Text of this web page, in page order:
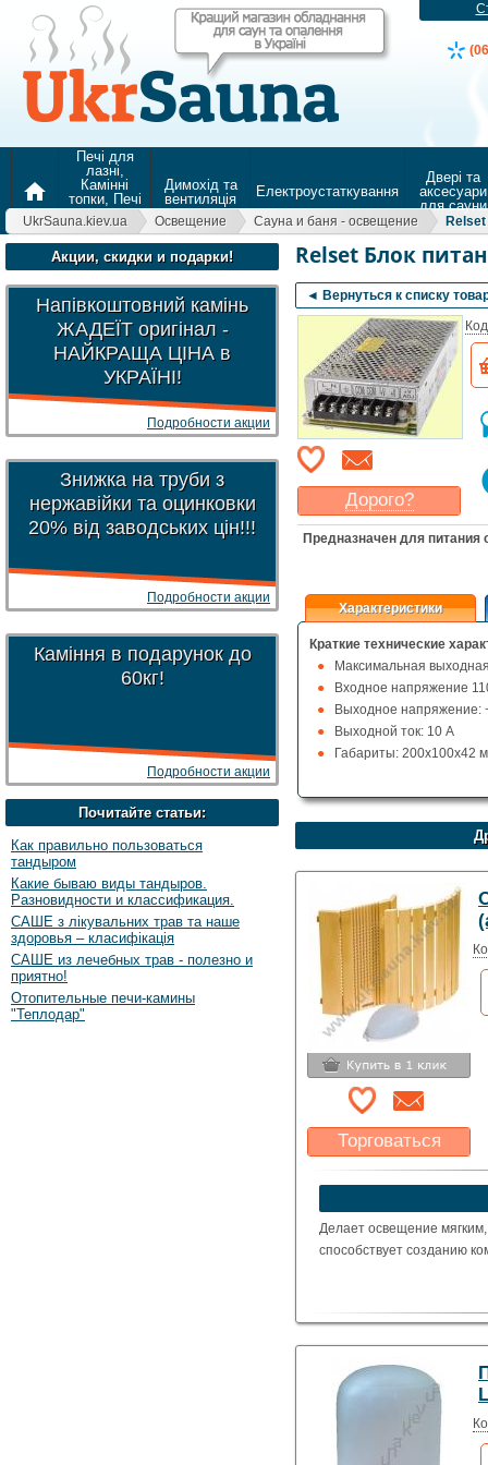
home
Печі для
лазні,
Камінні
топки, Печі
для
опалення
Димохід та
вентиляція
Електроустаткування
Двері та
аксесуари
для сауни
UkrSauna.kiev.ua Освещение Сауна и баня - освещение
Акции, скидки и подарки!
Напівкоштовний камінь
ЖАДЕЇТ оригінал -
НАЙКРАЩА ЦІНА в
УКРАЇНІ!
Подробности акции
Знижка на труби з
нержавійки та оцинковки
20% від заводських цін!!!
Подробности акции
Каміння в подарунок до
60кг!
Подробности акции
Почитайте статьи:
Как правильно пользоваться
тандыром
Какие бываю виды тандыров.
Разновидности и классификация.
САШЕ з лікувальних трав та наше
здоровья – класифікація
САШЕ из лечебных трав - полезно и
приятно!
Отопительные печи-камины
"Теплодар"
Relset Блок
◄ Вернуться к списку
Дорого?
Какая ценамогла бы
Васустроить?
Предназначен для питания
Характеристики
Краткие технические
Максимальная
Входное напряжение
Выходное напряжение:
Выходной ток: 10 А
Габариты: 200x100x42
Торговаться
Какая цена Вас
устроит?
Делает освещение
способствует созданию